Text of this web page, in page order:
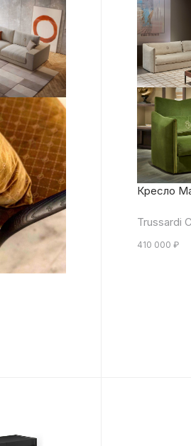
Кресло
Trussardi
410 000 ₽